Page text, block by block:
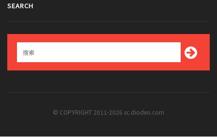
SEARCH
© COPYRIGHT 2011-2026 sc.diodeo.com